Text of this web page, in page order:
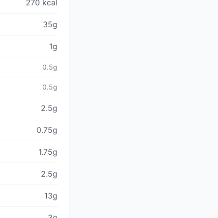
270 kcal
35g
1g
0.5g
0.5g
2.5g
0.75g
1.75g
2.5g
13g